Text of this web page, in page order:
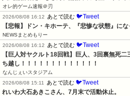
オレ的ゲーム速報＠刃
2026/08/08 16:12
あとで読む 🐦Tweet
【悲報】ドン・キホーテ、『悲惨な状態』に
NEWSまとめもりー
2026/08/08 16:12
あとで読む 🐦Tweet
【巨人対ヤクルト18回戦】巨人、3回裏無死
ち越し！！！！！！！！！！！！！
なんじぇいスタジアム
2026/08/08 15:11
あとで読む 🐦Tweet
れいわ大石あきこさん、7月末で活動休止。